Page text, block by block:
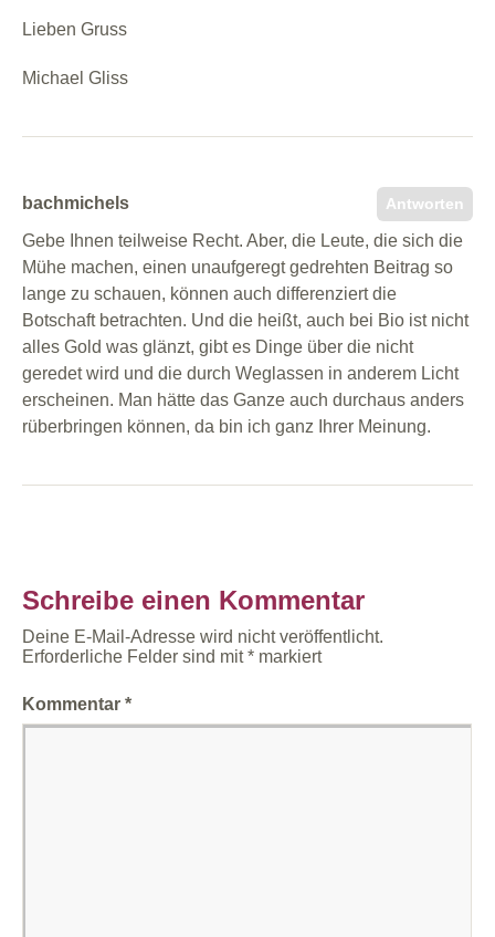
Lieben Gruss
Michael Gliss
Antworten
bachmichels
Gebe Ihnen teilweise Recht. Aber, die Leute, die sich die
Mühe machen, einen unaufgeregt gedrehten Beitrag so
lange zu schauen, können auch differenziert die
Botschaft betrachten. Und die heißt, auch bei Bio ist nicht
alles Gold was glänzt, gibt es Dinge über die nicht
geredet wird und die durch Weglassen in anderem Licht
erscheinen. Man hätte das Ganze auch durchaus anders
rüberbringen können, da bin ich ganz Ihrer Meinung.
Schreibe einen Kommentar
Deine E-Mail-Adresse wird nicht veröffentlicht.
Erforderliche Felder sind mit* markiert
Kommentar *